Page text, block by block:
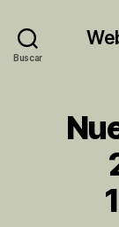
Buscar